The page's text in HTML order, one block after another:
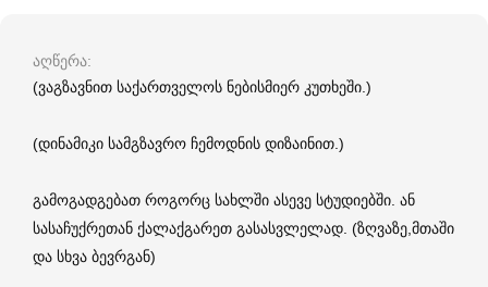
აღწერა
(ვაგზავნით საქართველოს ნებისმიერ კუთხეში.)
(დინამიკი სამგზავრო ჩემოდნის დიზაინით.)
გამოგადგებათ როგორც სახლში ასევე სტუდიებში. ან
სასაჩუქრეთან ქალაქგარეთ გასასვლელად. (ზღვაზე,მთაში
და სხვა ბევრგან)